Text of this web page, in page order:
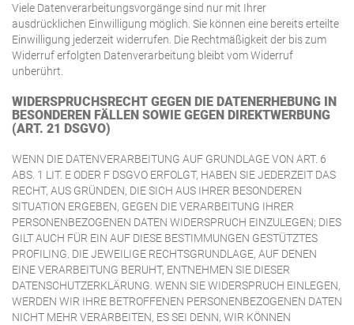
Viele Datenverarbeitungsvorgänge sind nur mit Ihrer
ausdrücklichen Einwilligung möglich. Sie können eine bereits erteilte
Einwilligung jederzeit widerrufen. Die Rechtmäßigkeit der bis zum
Widerruf erfolgten Datenverarbeitung bleibt vom Widerruf
unberührt.
WIDERSPRUCHSRECHT GEGEN DIE DATENERHEBUNG IN
BESONDEREN FÄLLEN SOWIE GEGEN DIREKTWERBUNG
(ART. 21 DSGVO)
WENN DIE DATENVERARBEITUNG AUF GRUNDLAGE VON ART. 6
ABS. 1 LIT. E ODER F DSGVO ERFOLGT, HABEN SIE JEDERZEIT DAS
RECHT, AUS GRÜNDEN, DIE SICH AUS IHRER BESONDEREN
SITUATION ERGEBEN, GEGEN DIE VERARBEITUNG IHRER
PERSONENBEZOGENEN DATEN WIDERSPRUCH EINZULEGEN; DIES
GILT AUCH FÜR EIN AUF DIESE BESTIMMUNGEN GESTÜTZTES
PROFILING. DIE JEWEILIGE RECHTSGRUNDLAGE, AUF DENEN
EINE VERARBEITUNG BERUHT, ENTNEHMEN SIE DIESER
DATENSCHUTZERKLÄRUNG. WENN SIE WIDERSPRUCH EINLEGEN,
WERDEN WIR IHRE BETROFFENEN PERSONENBEZOGENEN DATEN
NICHT MEHR VERARBEITEN, ES SEI DENN, WIR KÖNNEN